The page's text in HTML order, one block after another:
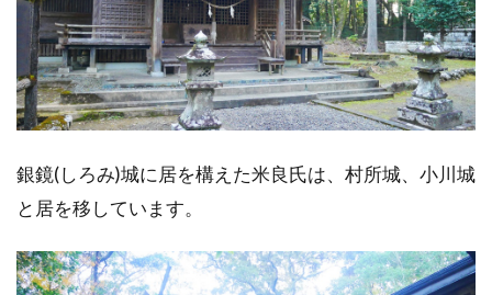
銀鏡(しろみ)城に居を構えた米良氏は、村所城、小川城
と居を移しています。